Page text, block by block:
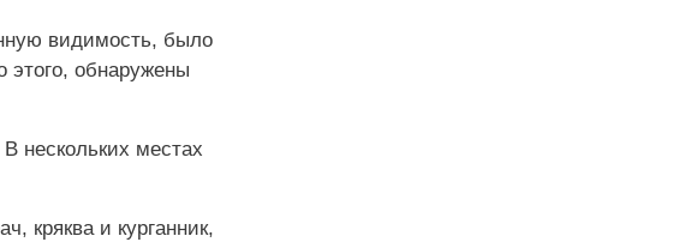
видимость, было
этого, обнаружены
нескольких местах
кряква и курганник,